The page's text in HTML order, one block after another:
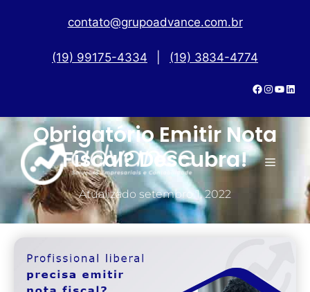
contato@grupoadvance.com.br
(19) 99175-4334 (19) 3834-4774
Profissional Liberal: É
Obrigatório Emitir Nota
Fiscal? Descubra!
Atualizado setembro 1, 2022